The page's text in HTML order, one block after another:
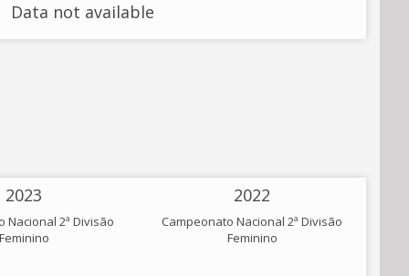
Data not available
2023
Nacional 2ª Divisão
Feminino
2022
Campeonato Nacional 2ª Divisão
Feminino